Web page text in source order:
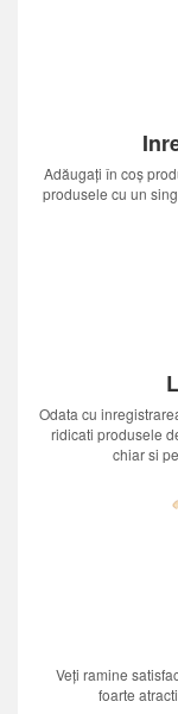
Adăugați în coș
produsele cu un
Odata cu
ridicati produsele
chiar si
Veți ramine
foarte